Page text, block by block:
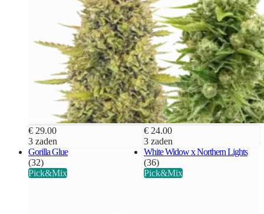
€ 29.00
3 zaden
€ 24.00
3 zaden
Gorilla Glue
(32)
Pick&Mix
White Widow x Northern Lights
(36)
Pick&Mix